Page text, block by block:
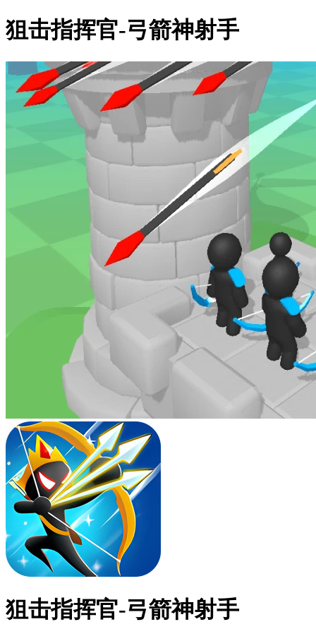
狙击指挥官-弓箭神射手
狙击指挥官-弓箭神射手